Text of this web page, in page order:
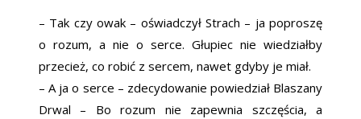
– Tak czy owak – oświadczył Strach – ja poproszę
o rozum, a nie o serce. Głupiec nie wiedziałby
przecież, co robić z sercem, nawet gdyby je miał.
– A ja o serce – zdecydowanie powiedział Blaszany
Drwal – Bo rozum nie zapewnia szczęścia, a